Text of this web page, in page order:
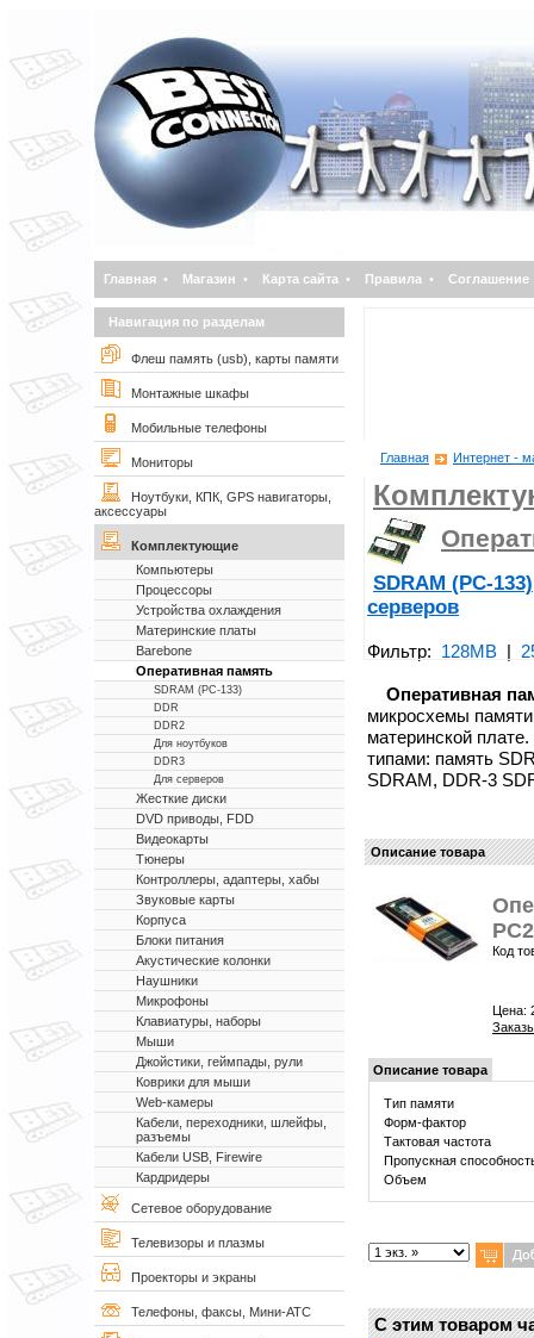
Главная • Магазин • Карта сайта • Правила • Соглашение
Навигация по разделам
Флеш память (usb), карты памяти
Монтажные шкафы
Мобильные телефоны
Мониторы
Ноутбуки, КПК, GPS навигаторы,
аксессуары
Комплектующие
Компьютеры
Процессоры
Устройства охлаждения
Материнские платы
Barebone
Оперативная память
SDRAM (PC-133)
DDR
DDR2
Для ноутбуков
DDR3
Для серверов
Жесткие диски
DVD приводы, FDD
Видеокарты
Тюнеры
Контроллеры, адаптеры, хабы
Звуковые карты
Корпуса
Блоки питания
Акустические колонки
Наушники
Микрофоны
Клавиатуры, наборы
Мыши
Джойстики, геймпады, рули
Коврики для мыши
Web-камеры
Кабели, переходники, шлейфы,
разъемы
Кабели USB, Firewire
Кардридеры
Сетевое оборудование
Телевизоры и плазмы
Проекторы и экраны
Телефоны, факсы, Мини-АТС
Главная Интернет -
SDRAM (PC-133)
серверов
Фильтр: 128MB |
Оперативная
микросхемы
материнской
типами: память
SDRAM, DDR-3
Описание товара
Код
Цена:
Описание товара
Тип памяти
Форм-фактор
Тактовая частота
Пропускная
Объем
С этим товаром